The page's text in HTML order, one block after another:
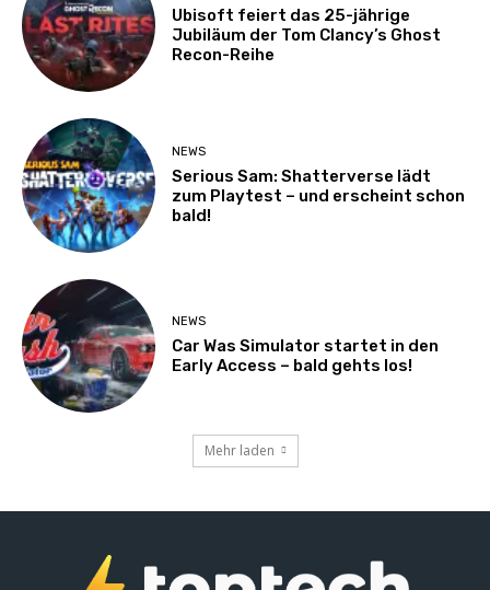
Ubisoft feiert das 25-jährige
Jubiläum der Tom Clancy’s Ghost
Recon-Reihe
NEWS
Serious Sam: Shatterverse lädt
zum Playtest – und erscheint schon
bald!
NEWS
Car Was Simulator startet in den
Early Access – bald gehts los!
Mehr laden